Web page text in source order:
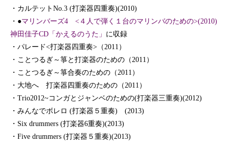
・カルテットNo.3 (打楽器四重奏)(2010)
・●マリンバーズ4 <４人で弾く１台のマリンバのための>(2010)
神田佳子CD「かえるのうた」 に収録
・パレード<打楽器四重奏>（2011）
・ことつるぎ～箏と打楽器のための（2011）
・ことつるぎ～箏合奏のための（2011）
・大地へ 打楽器四重奏のための（2011）
・Trio2012~コンガとジャンベのための(打楽器三重奏)(2012)
・みんなでボレロ (打楽器５重奏) (2013)
・Six drummers (打楽器6重奏)(2013)
・Five drummers (打楽器５重奏)(2013)